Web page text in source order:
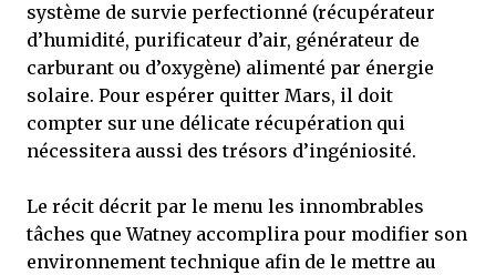
système de survie perfectionné (récupérateur
d’humidité, purificateur d’air, générateur de
carburant ou d’oxygène) alimenté par énergie
solaire. Pour espérer quitter Mars, il doit
compter sur une délicate récupération qui
nécessitera aussi des trésors d’ingéniosité.
Le récit décrit par le menu les innombrables
tâches que Watney accomplira pour modifier son
environnement technique afin de le mettre au